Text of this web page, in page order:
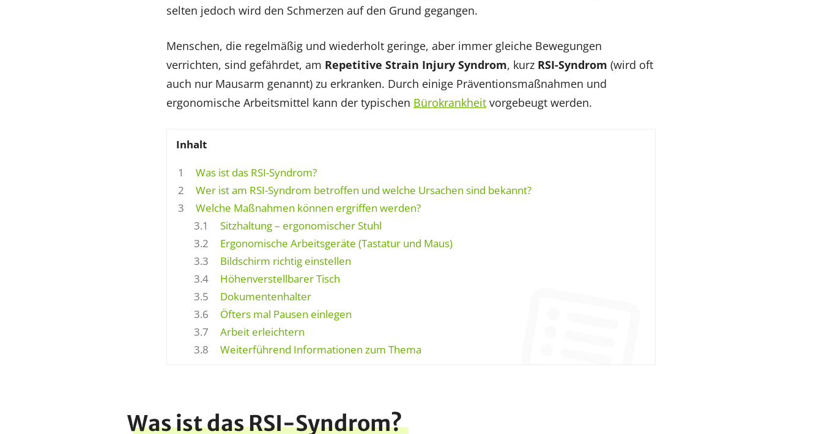
selten jedoch wird den Schmerzen auf den Grund gegangen.
Menschen, die regelmäßig und wiederholt geringe, aber immer gleiche Bewegungen
verrichten, sind gefährdet, am Repetitive Strain Injury Syndrom, kurz RSI-Syndrom (wird oft
auch nur Mausarm genannt) zu erkranken. Durch einige Präventionsmaßnahmen und
ergonomische Arbeitsmittel kann der typischen Bürokrankheit vorgebeugt werden.
Inhalt
1
Was ist das RSI-Syndrom?
2
Wer ist am RSI-Syndrom betroffen und welche Ursachen sind bekannt?
3
Welche Maßnahmen können ergriffen werden?
3.1
Sitzhaltung – ergonomischer Stuhl
3.2
Ergonomische Arbeitsgeräte (Tastatur und Maus)
3.3
Bildschirm richtig einstellen
3.4
Höhenverstellbarer Tisch
3.5
Dokumentenhalter
3.6
Öfters mal Pausen einlegen
3.7
Arbeit erleichtern
3.8
Weiterführend Informationen zum Thema
Was ist das RSI-Syndrom?